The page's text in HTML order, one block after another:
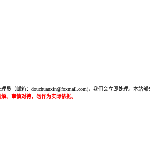
（邮箱：douchuanxin@foxmail.com)，我们会立即处理。本
、审慎对待，勿作为实际依据。